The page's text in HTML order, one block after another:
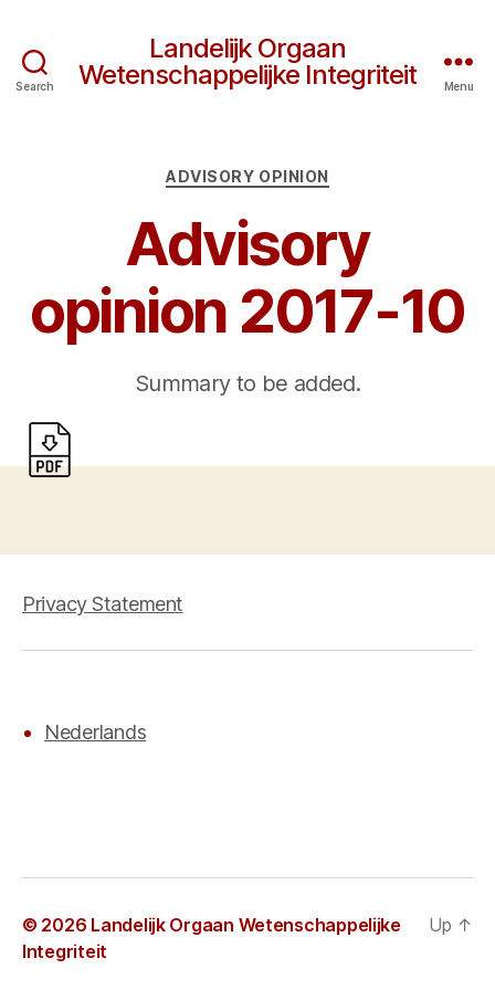
Search
Landelijk Orgaan
Wetenschappelijke Integriteit
Menu
Categories
ADVISORY OPINION
Advisory
opinion 2017-10
Summary to be added.
Privacy Statement
Nederlands
© 2026 Landelijk Orgaan Wetenschappelijke
Integriteit
Up ↑